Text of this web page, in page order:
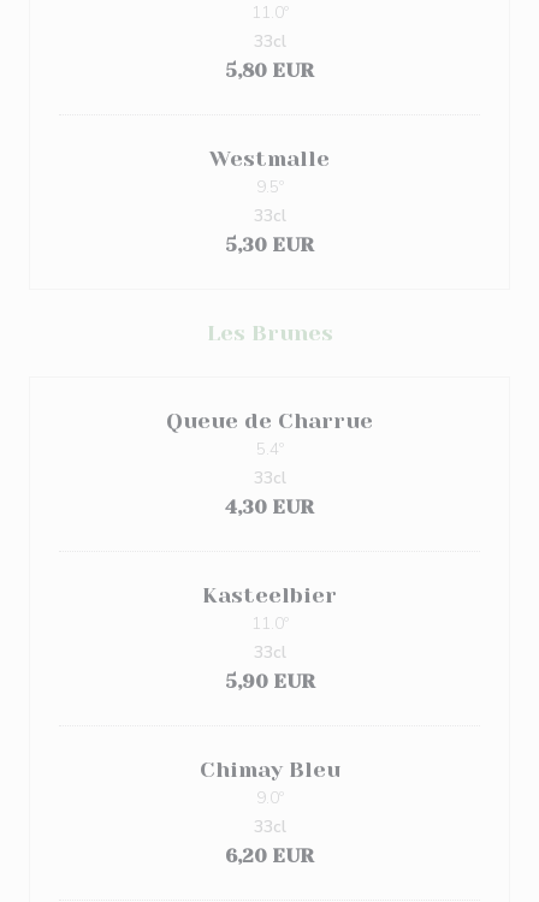
11.0º
5,80 EUR
33cl
Westmalle
9.5º
5,30 EUR
33cl
Les Brunes
Queue de Charrue
5.4º
4,30 EUR
33cl
Kasteelbier
11.0º
5,90 EUR
33cl
Chimay Bleu
9.0º
6,20 EUR
33cl